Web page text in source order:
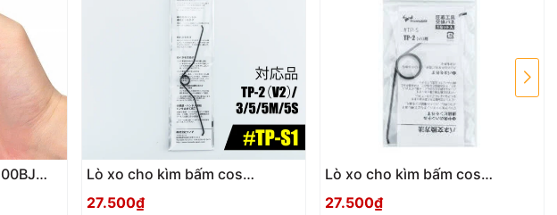
Lò xo cho kìm bấm cos
27.500₫
Lò xo cho kìm bấm cos
TSUNODA TP-S
27.500₫